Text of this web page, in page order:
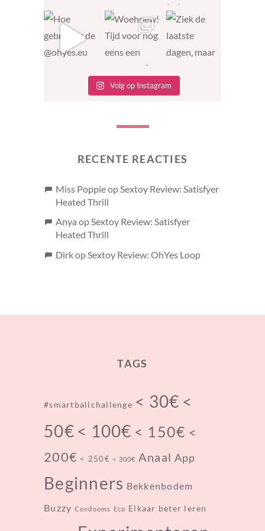
Volg op Instagram
RECENTE REACTIES
Miss PoppieopSextoy Review: Satisfyer
Heated Thrill
Anya opSextoy Review: Satisfyer
Heated Thrill
Dirkop Sextoy Review: OhYes Loop
TAGS
#smartballchallenge < 30€ <
50€ < 100€ < 150€ <
200€ < 250€ < 300€ Anaal App
Beginners Bekkenbodem
Buzzy Condooms Eco Elkaar beter leren